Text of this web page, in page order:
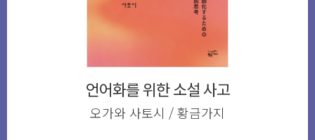
언어화를 위한 소설 사고
오가와 사토시 / 황금가지